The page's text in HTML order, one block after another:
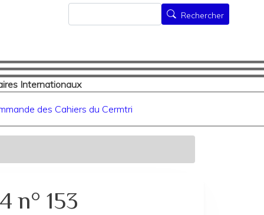
Internationaux
Rechercher
Rechercher
des Cahiers du Cermtri
n° 153